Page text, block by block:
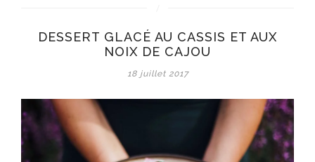
DESSERT GLACÉ AU CASSIS ET AUX
NOIX DE CAJOU
18 juillet 2017